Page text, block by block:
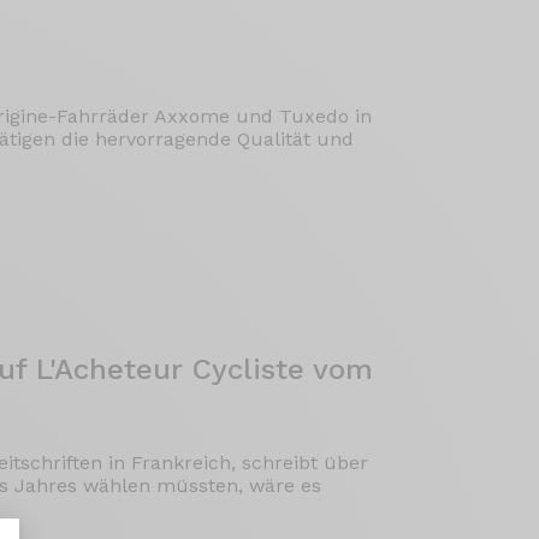
Fahrräder Axxome und Tuxedo in
die hervorragende Qualität und
L'Acheteur Cycliste vom
in Frankreich, schreibt über
Jahres wählen müssten, wäre es